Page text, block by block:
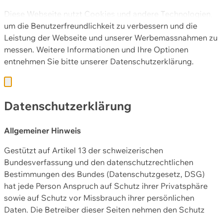
Diese Webseite nutzt Cookies und andere Technologien,
um die Benutzerfreundlichkeit zu verbessern und die
Leistung der Webseite und unserer Werbemassnahmen zu
messen. Weitere Informationen und Ihre Optionen
entnehmen Sie bitte unserer Datenschutzerklärung.
Datenschutzerklärung
Allgemeiner Hinweis
Gestützt auf Artikel 13 der schweizerischen
Bundesverfassung und den datenschutzrechtlichen
Bestimmungen des Bundes (Datenschutzgesetz, DSG)
hat jede Person Anspruch auf Schutz ihrer Privatsphäre
sowie auf Schutz vor Missbrauch ihrer persönlichen
Daten. Die Betreiber dieser Seiten nehmen den Schutz